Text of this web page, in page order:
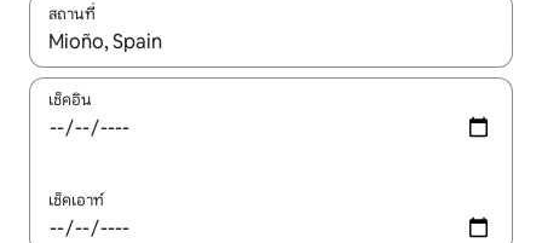
สถานที่
ใช้ลูกศรขึ้นลง หรือใช้การสัมผัสหรือปัด เพื่อสำรวจผลการค้นหา
เช็คอิน
เช็คเอาท์